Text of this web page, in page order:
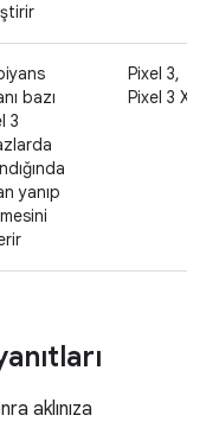
bazı
3
yanıp
Pixel 3,
Pixel 3 XL
aklınıza